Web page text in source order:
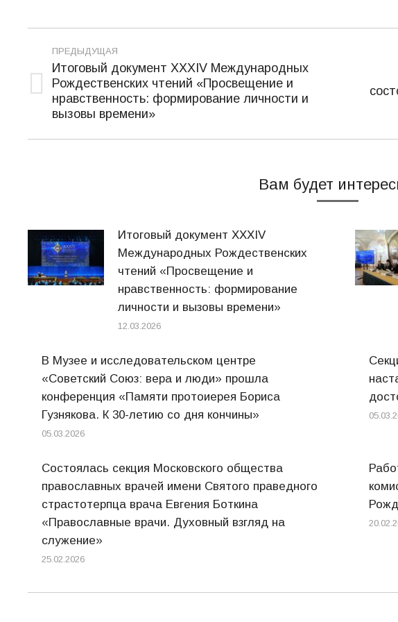
Навигация
по
записям
ПРЕДЫДУЩАЯ
Предыдущая
запись:
Итоговый документ XXХIV Международных
Рождественских чтений «Просвещение и
нравственность: формирование личности и
вызовы времени»
Вам будет
Итоговый документ XXХIV
Международных Рождественских
чтений «Просвещение и
нравственность: формирование
личности и вызовы времени»
12.03.2026
В Музее и исследовательском центре
«Советский Союз: вера и люди» прошла
конференция «Памяти протоиерея Бориса
Гузнякова. К 30-летию со дня кончины»
05.03.2026
Состоялась секция Московского общества
православных врачей имени Святого праведного
страстотерпца врача Евгения Боткина
«Православные врачи. Духовный взгляд на
служение»
25.02.2026